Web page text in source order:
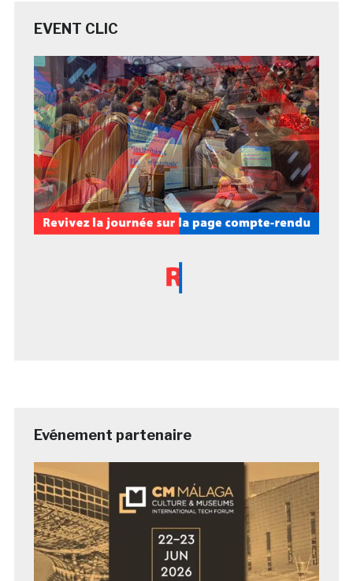
EVENT CLIC
Evénement partenaire